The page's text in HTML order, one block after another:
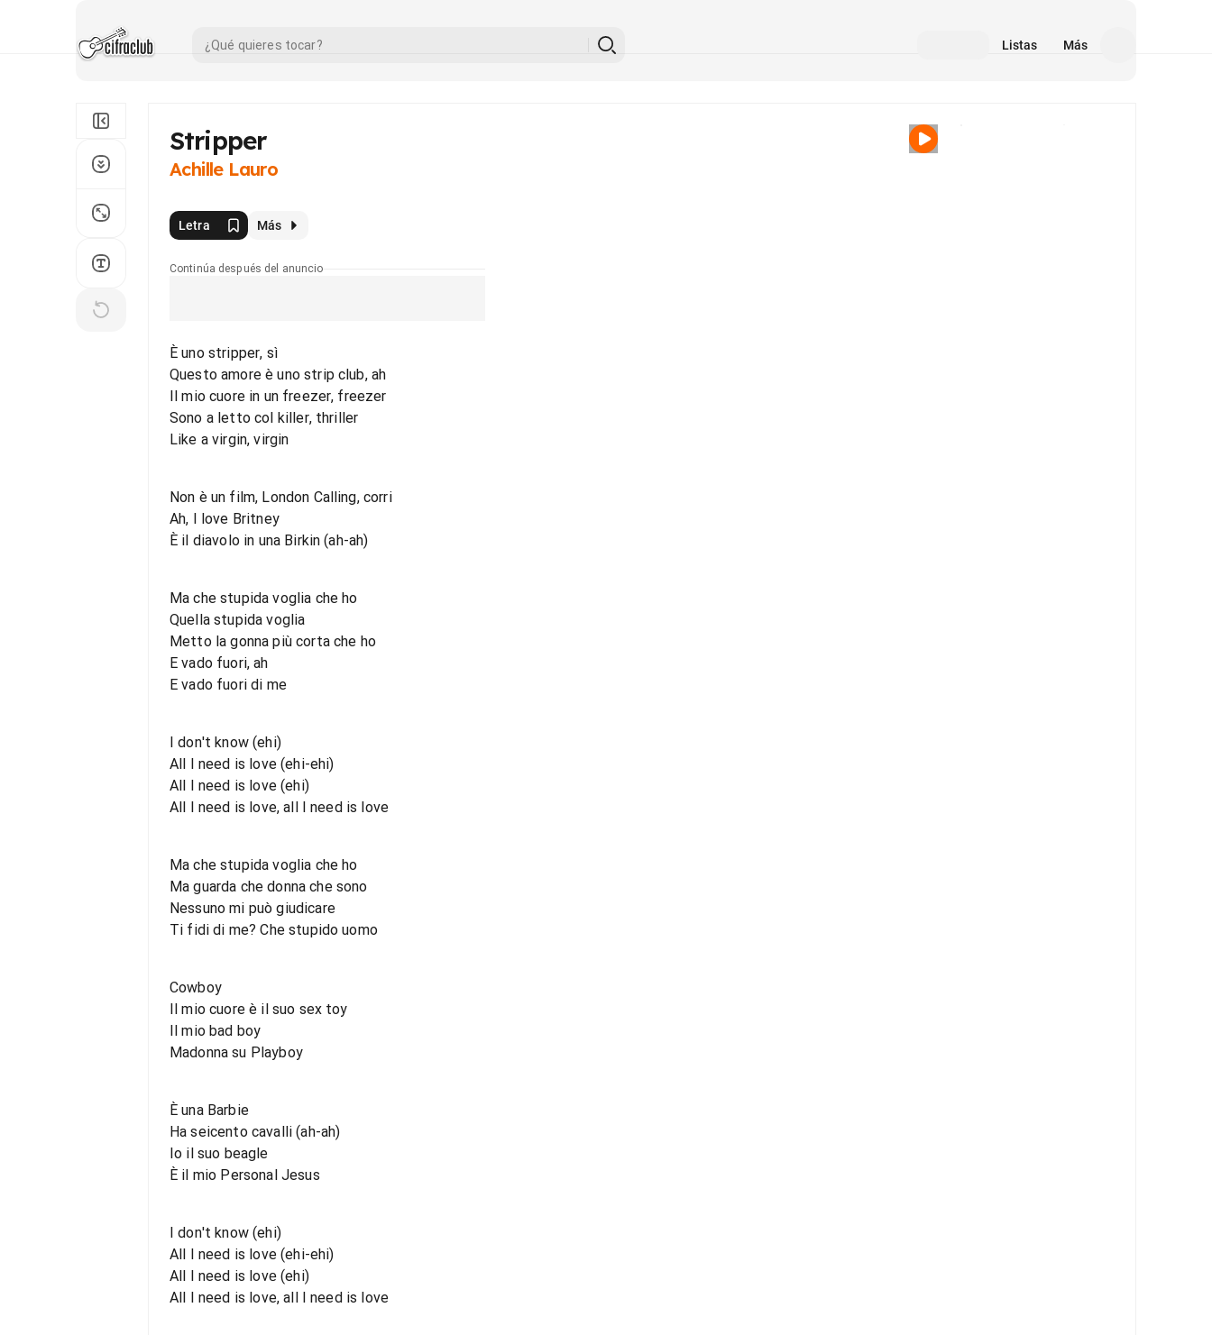
Listas Más
Stripper
Achille Lauro
Letra Más
Continúa después del anuncio
È uno stripper, sì
Questo amore è uno strip club, ah
Il mio cuore in un freezer, freezer
Sono a letto col killer, thriller
Like a virgin, virgin
Non è un film, London Calling, corri
Ah, I love Britney
È il diavolo in una Birkin (ah-ah)
Ma che stupida voglia che ho
Quella stupida voglia
Metto la gonna più corta che ho
E vado fuori, ah
E vado fuori di me
I don't know (ehi)
All I need is love (ehi-ehi)
All I need is love (ehi)
All I need is love, all I need is love
Ma che stupida voglia che ho
Ma guarda che donna che sono
Nessuno mi può giudicare
Ti fidi di me? Che stupido uomo
Cowboy
Il mio cuore è il suo sex toy
Il mio bad boy
Madonna su Playboy
È una Barbie
Ha seicento cavalli (ah-ah)
Io il suo beagle
È il mio Personal Jesus
I don't know (ehi)
All I need is love (ehi-ehi)
All I need is lovе (ehi)
All I need is love, all I need is love